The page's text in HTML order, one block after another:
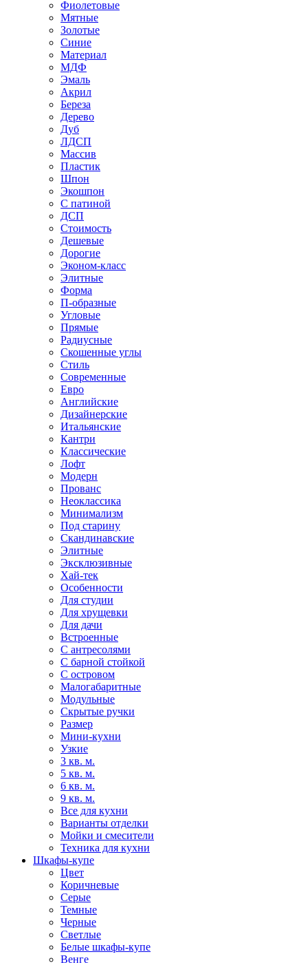
Фиолетовые
Мятные
Золотые
Синие
Материал
МДФ
Эмаль
Акрил
Береза
Дерево
Дуб
ЛДСП
Массив
Пластик
Шпон
Экошпон
С патиной
ДСП
Стоимость
Дешевые
Дорогие
Эконом-класс
Элитные
Форма
П-образные
Угловые
Прямые
Радиусные
Скошенные углы
Стиль
Современные
Евро
Английские
Дизайнерские
Итальянские
Кантри
Классические
Лофт
Модерн
Прованс
Неоклассика
Минимализм
Под старину
Скандинавские
Элитные
Эксклюзивные
Хай-тек
Особенности
Для студии
Для хрущевки
Для дачи
Встроенные
С антресолями
С барной стойкой
С островом
Малогабаритные
Модульные
Скрытые ручки
Размер
Мини-кухни
Узкие
3 кв. м.
5 кв. м.
6 кв. м.
9 кв. м.
Все для кухни
Варианты отделки
Мойки и смесители
Техника для кухни
Шкафы-купе
Цвет
Коричневые
Серые
Темные
Черные
Светлые
Белые шкафы-купе
Венге